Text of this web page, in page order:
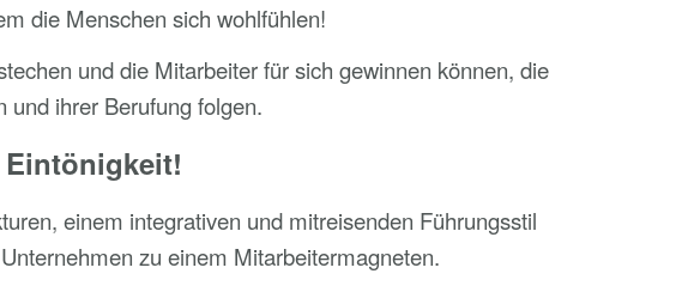
die Menschen sich wohlfühlen!
und die Mitarbeiter für sich gewinnen können, die
und ihrer Berufung folgen.
einem integrativen und mitreisenden Führungsstil
zu einem Mitarbeitermagneten.